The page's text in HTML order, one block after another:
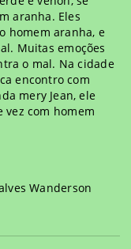
aranha. Eles
homem aranha, e
Muitas emoções
o mal. Na cidade
encontro com
mery Jean, ele
com homem
Wanderson